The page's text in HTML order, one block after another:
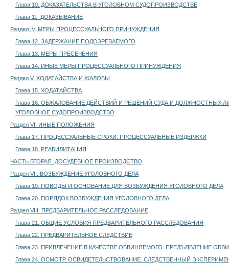
Глава 10. ДОКАЗАТЕЛЬСТВА В УГОЛОВНОМ СУДОПРОИЗВОДСТВЕ
Глава 11. ДОКАЗЫВАНИЕ
Раздел IV. МЕРЫ ПРОЦЕССУАЛЬНОГО ПРИНУЖДЕНИЯ
Глава 12. ЗАДЕРЖАНИЕ ПОДОЗРЕВАЕМОГО
Глава 13. МЕРЫ ПРЕСЕЧЕНИЯ
Глава 14. ИНЫЕ МЕРЫ ПРОЦЕССУАЛЬНОГО ПРИНУЖДЕНИЯ
Раздел V. ХОДАТАЙСТВА И ЖАЛОБЫ
Глава 15. ХОДАТАЙСТВА
Глава 16. ОБЖАЛОВАНИЕ ДЕЙСТВИЙ И РЕШЕНИЙ СУДА И ДОЛЖНОСТНЫХ
УГОЛОВНОЕ СУДОПРОИЗВОДСТВО
Раздел VI. ИНЫЕ ПОЛОЖЕНИЯ
Глава 17. ПРОЦЕССУАЛЬНЫЕ СРОКИ. ПРОЦЕССУАЛЬНЫЕ ИЗДЕРЖКИ
Глава 18. РЕАБИЛИТАЦИЯ
ЧАСТЬ ВТОРАЯ. ДОСУДЕБНОЕ ПРОИЗВОДСТВО
Раздел VII. ВОЗБУЖДЕНИЕ УГОЛОВНОГО ДЕЛА
Глава 19. ПОВОДЫ И ОСНОВАНИЕ ДЛЯ ВОЗБУЖДЕНИЯ УГОЛОВНОГО ДЕЛА
Глава 20. ПОРЯДОК ВОЗБУЖДЕНИЯ УГОЛОВНОГО ДЕЛА
Раздел VIII. ПРЕДВАРИТЕЛЬНОЕ РАССЛЕДОВАНИЕ
Глава 21. ОБЩИЕ УСЛОВИЯ ПРЕДВАРИТЕЛЬНОГО РАССЛЕДОВАНИЯ
Глава 22. ПРЕДВАРИТЕЛЬНОЕ СЛЕДСТВИЕ
Глава 23. ПРИВЛЕЧЕНИЕ В КАЧЕСТВЕ ОБВИНЯЕМОГО. ПРЕДЪЯВЛЕНИЕ
Глава 24. ОСМОТР. ОСВИДЕТЕЛЬСТВОВАНИЕ. СЛЕДСТВЕННЫЙ